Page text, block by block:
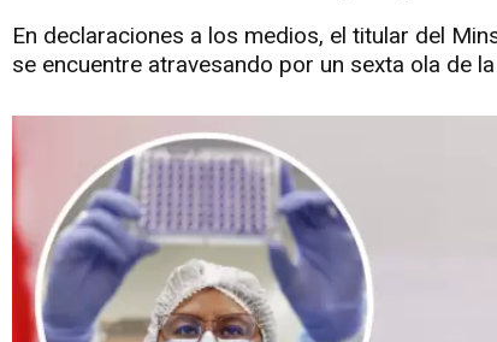
En declaraciones a los medios, el titular del
se encuentre atravesando por un sexta ola de